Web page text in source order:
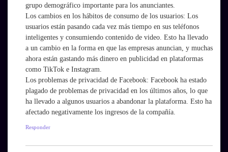
grupo demográfico importante para los anunciantes.
Los cambios en los hábitos de consumo de los usuarios: Los
usuarios están pasando cada vez más tiempo en sus teléfonos
inteligentes y consumiendo contenido de video. Esto ha llevado
a un cambio en la forma en que las empresas anuncian, y muchas
ahora están gastando más dinero en publicidad en plataformas
como TikTok e Instagram.
Los problemas de privacidad de Facebook: Facebook ha estado
plagado de problemas de privacidad en los últimos años, lo que
ha llevado a algunos usuarios a abandonar la plataforma. Esto ha
afectado negativamente los ingresos de la compañía.
Responder